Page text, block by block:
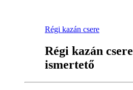
Régi kazán csere
Régi kazán csere
ismertető